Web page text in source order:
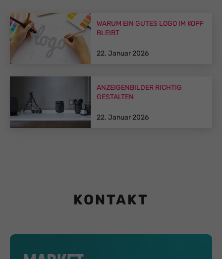
WARUM EIN GUTES LOGO IM KOPF
BLEIBT
22. Januar 2026
ANZEIGENBILDER RICHTIG
GESTALTEN
22. Januar 2026
KONTAKT